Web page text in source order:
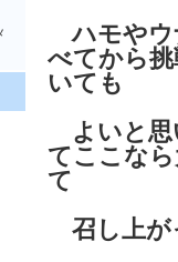
ハモやウ
べてから
いても
よいと思
てここな
て
召し上が